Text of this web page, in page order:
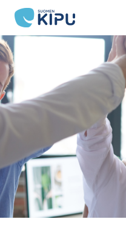
Siirry
sivun
sisältöön
Suomen Kipu ry